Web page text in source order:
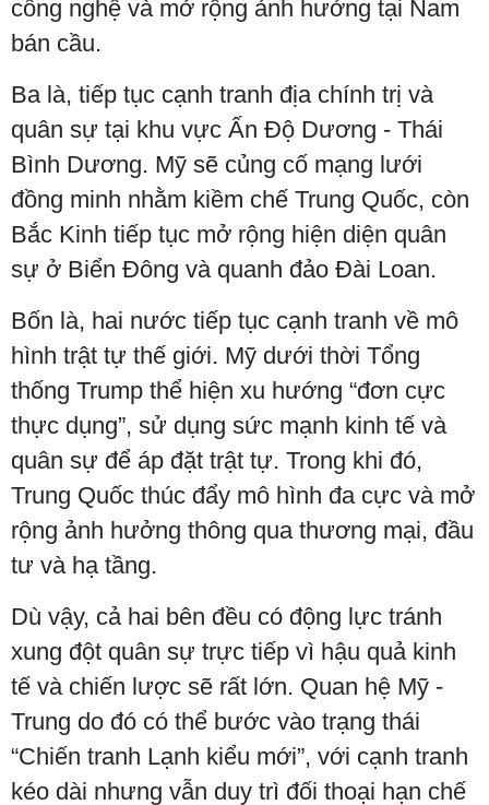
công nghệ và mở rộng ảnh hưởng tại Nam
bán cầu.
Ba là, tiếp tục cạnh tranh địa chính trị và
quân sự tại khu vực Ấn Độ Dương - Thái
Bình Dương. Mỹ sẽ củng cố mạng lưới
đồng minh nhằm kiềm chế Trung Quốc, còn
Bắc Kinh tiếp tục mở rộng hiện diện quân
sự ở Biển Đông và quanh đảo Đài Loan.
Bốn là, hai nước tiếp tục cạnh tranh về mô
hình trật tự thế giới. Mỹ dưới thời Tổng
thống Trump thể hiện xu hướng “đơn cực
thực dụng”, sử dụng sức mạnh kinh tế và
quân sự để áp đặt trật tự. Trong khi đó,
Trung Quốc thúc đẩy mô hình đa cực và mở
rộng ảnh hưởng thông qua thương mại, đầu
tư và hạ tầng.
Dù vậy, cả hai bên đều có động lực tránh
xung đột quân sự trực tiếp vì hậu quả kinh
tế và chiến lược sẽ rất lớn. Quan hệ Mỹ -
Trung do đó có thể bước vào trạng thái
“Chiến tranh Lạnh kiểu mới”, với cạnh tranh
kéo dài nhưng vẫn duy trì đối thoại hạn chế